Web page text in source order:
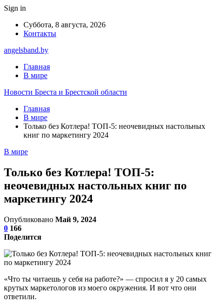
Sign in
Суббота, 8 августа, 2026
Контакты
angelsband.by
Главная
В мире
Новости Бреста и Брестской области
Главная
В мире
Только без Котлера! ТОП-5: неочевидных настольных
книг по маркетингу 2024
В мире
Только без Котлера! ТОП-5:
неочевидных настольных книг по
маркетингу 2024
Опубликовано Май 9, 2024
0 166
Поделится
«Что ты читаешь у себя на работе?» — спросил я у 20 самых
крутых маркетологов из моего окружения. И вот что они
ответили.